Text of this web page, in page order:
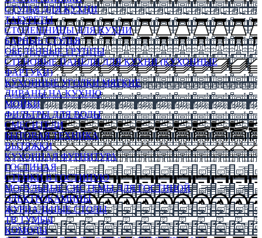
СТУЛЬЯ ДЛЯ КУХНИ
ТАБУРЕТЫ
СТОЛЕШНИЦЫ ДЛЯ КУХНИ
БАРНЫЕ СТУЛЬЯ
ОБЕДЕННЫЕ ГРУППЫ
СТЕНОВЫЕ ПАНЕЛИ ДЛЯ КУХНИ (КУХОННЫЕ
ФАРТУКИ)
КУХОННЫЕ УГОЛКИ МЯГКИЕ
ДИВАНЫ НА КУХНЮ
МОЙКИ
ФИЛЬТРЫ ДЛЯ ВОДЫ
СМЕСИТЕЛИ
БЫТОВАЯ ТЕХНИКА
ВЫТЯЖКИ
КУХОННАЯ ФУРНИТУРА
ГОСТИНАЯ
СТЕНКИ В ГОСТИНУЮ
МОДУЛЬНЫЕ СИСТЕМЫ ДЛЯ ГОСТИНОЙ
ЭЛЕКТРОКАМИНЫ
ЖУРНАЛЬНЫЕ СТОЛЫ
ТВ ТУМБЫ
КОМОДЫ